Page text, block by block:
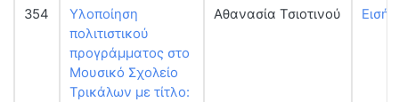
354
Υλοποίηση
πολιτιστικού
προγράμματος στο
Μουσικό Σχολείο
Τρικάλων με τίτλο:
Αθανασία Τσιοτινού